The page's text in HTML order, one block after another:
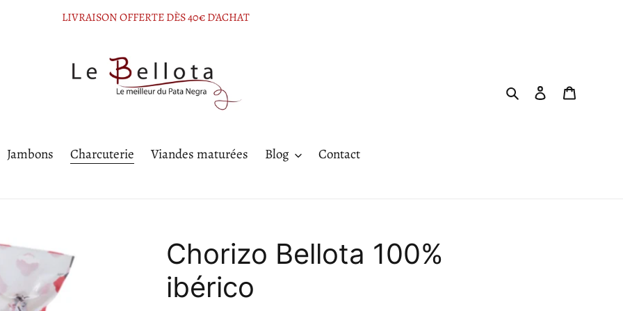
LIVRAISON OFFERTE DÈS 40€ D'ACHAT
RechercherSe connecter
Jambons Charcuterie Viandes maturées Blog Contact
Chorizo Bellota 100%
ibérico